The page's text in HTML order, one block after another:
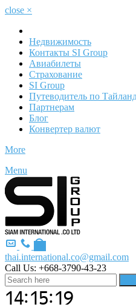
close ×
Недвижимость
Контакты SI Group
Авиабилеты
Страхование
SI Group
Путеводитель по
Партнерам
Блог
Конвертер валют
More
Menu
thai.international.co@gmail.com
Call Us: +668-3790-43-23